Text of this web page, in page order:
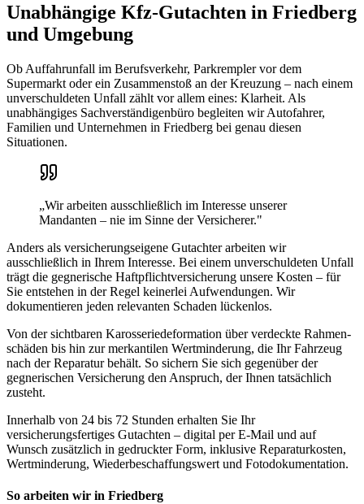
Unabhängige Kfz-Gutachten in Friedberg
und Umgebung
Ob Auffahrunfall im Berufsverkehr, Parkrempler vor dem
Supermarkt oder ein Zusammenstoß an der Kreuzung – nach einem
unverschuldeten Unfall zählt vor allem eines: Klarheit. Als
unabhängiges Sachverständigenbüro begleiten wir Autofahrer,
Familien und Unternehmen in Friedberg bei genau diesen
Situationen.
„Wir arbeiten ausschließlich im Interesse unserer
Mandanten – nie im Sinne der Versicherer."
Anders als versicherungseigene Gutachter arbeiten wir
ausschließlich in Ihrem Interesse. Bei einem unverschuldeten Unfall
trägt die gegnerische Haftpflicht­versicherung unsere Kosten – für
Sie entstehen in der Regel keinerlei Aufwendungen. Wir
dokumentieren jeden relevanten Schaden lückenlos.
Von der sichtbaren Karosserie­deformation über verdeckte Rahmen­
schäden bis hin zur merkantilen Wertminderung, die Ihr Fahrzeug
nach der Reparatur behält. So sichern Sie sich gegenüber der
gegnerischen Versicherung den Anspruch, der Ihnen tatsächlich
zusteht.
Innerhalb von 24 bis 72 Stunden erhalten Sie Ihr
versicherungsfertiges Gutachten – digital per E-Mail und auf
Wunsch zusätzlich in gedruckter Form, inklusive Reparaturkosten,
Wertminderung, Wiederbeschaffungswert und Fotodokumentation.
So arbeiten wir in Friedberg